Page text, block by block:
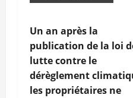
Un an après la
publication de la loi
lutte contre le
dérèglement
les propriétaires ne